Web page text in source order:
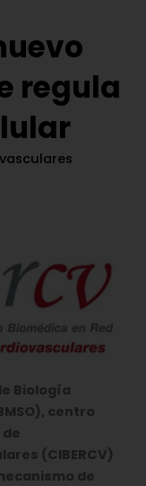
regula
Biología
centro
de
(CIBERCV)
de